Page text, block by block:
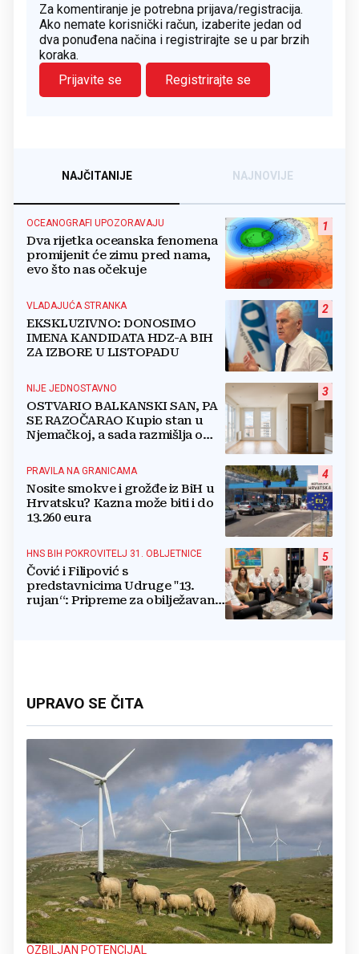
Za komentiranje je potrebna prijava/registracija.
Ako nemate korisnički račun, izaberite jedan od
dva ponuđena načina i registrirajte se u par brzih
koraka.
Prijavite se
Registrirajte se
NAJČITANIJE NAJNOVIJE
1
OCEANOGRAFI UPOZORAVAJU
Dva rijetka oceanska fenomena
promijenit će zimu pred nama,
evo što nas očekuje
2
VLADAJUĆA STRANKA
EKSKLUZIVNO: DONOSIMO
IMENA KANDIDATA HDZ-A BIH
ZA IZBORE U LISTOPADU
3
NIJE JEDNOSTAVNO
OSTVARIO BALKANSKI SAN, PA
SE RAZOČARAO Kupio stan u
Njemačkoj, a sada razmišlja o
4
PRAVILA NA GRANICAMA
Nosite smokve i grožđe iz BiH u
Hrvatsku? Kazna može biti i do
13.260 eura
5
HNS BIH POKROVITELJ 31. OBLJETNICE
Čović i Filipović s
predstavnicima Udruge "13.
rujan“: Pripreme za obilježavanje
UPRAVO SE ČITA
OZBILJAN POTENCIJAL